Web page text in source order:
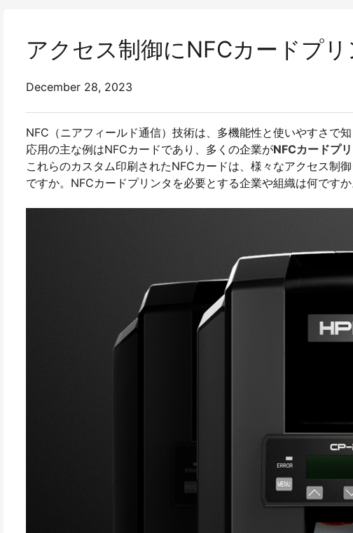
アクセス制御にNFCカードプ
December 28, 2023
NFC（ニアフィールド通信）技術は、多機能性と使いやすさで
応用の主な例はNFCカードであり、多くの企業がNFCカードプ
これらのカスタム印刷されたNFCカードは、様々なアクセス制
ですか。NFCカードプリンタを必要とする企業や組織は何ですか